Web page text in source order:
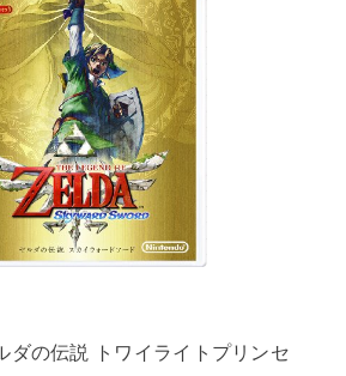
ダの伝説 トワイライトプリンセ